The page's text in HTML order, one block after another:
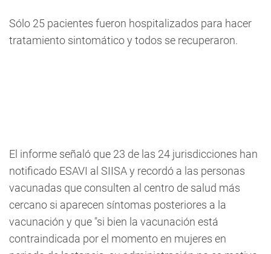
Sólo 25 pacientes fueron hospitalizados para hacer
tratamiento sintomático y todos se recuperaron.
El informe señaló que 23 de las 24 jurisdicciones han
notificado ESAVI al SIISA y recordó a las personas
vacunadas que consulten al centro de salud más
cercano si aparecen síntomas posteriores a la
vacunación y que "si bien la vacunación está
contraindicada por el momento en mujeres en